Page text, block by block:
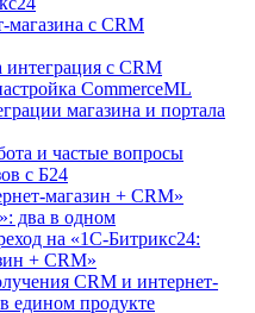
магазина с CRM
с CRM
CommerceML
магазина и портала
и частые вопросы
с Б24
магазин + CRM»
два в одном
на «1С-Битрикс24:
+ CRM»
CRM и интернет-
едином продукте